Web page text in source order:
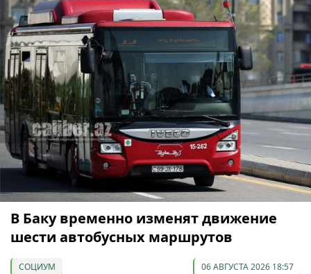
В Баку временно изменят движение
шести автобусных маршрутов
СОЦИУМ 06 АВГУСТА 2026 18:57